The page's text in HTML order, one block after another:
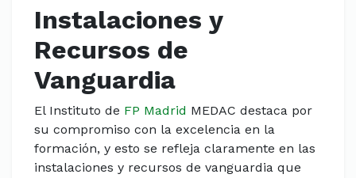
Instalaciones y
Recursos de
Vanguardia
El Instituto de FP Madrid MEDAC destaca por
su compromiso con la excelencia en la
formación, y esto se refleja claramente en las
instalaciones y recursos de vanguardia que